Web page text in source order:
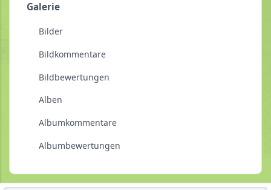
Galerie
Bilder
Bildkommentare
Bildbewertungen
Alben
Albumkommentare
Albumbewertungen